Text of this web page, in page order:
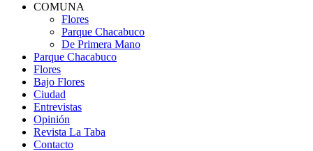
COMUNA
Flores
Parque Chacabuco
De Primera Mano
Parque Chacabuco
Flores
Bajo Flores
Ciudad
Entrevistas
Opinión
Revista La Taba
Contacto